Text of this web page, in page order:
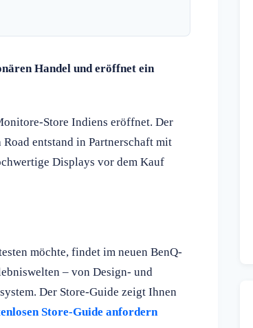
Handel und eröffnet ein
Store Indiens eröffnet. Der
entstand in Partnerschaft mit
Displays vor dem Kauf
möchte, findet im neuen BenQ-
– von Design- und
Der Store-Guide zeigt Ihnen
Store-Guide anfordern